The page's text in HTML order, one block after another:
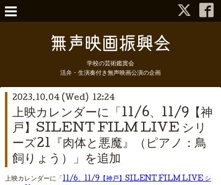
学校の芸術鑑賞会
活弁・生演奏付き無声映画公演の企画
2023.10.04 (Wed) 12:24
上映カレンダーに「11/6、11/9【神
戸】SILENT FILM LIVE シリ
ーズ21『肉体と悪魔』（ピアノ：鳥
飼りょう）」を追加
上映カレンダーに「 11/6、11/9【神戸】SILENT FILM LIVE シ